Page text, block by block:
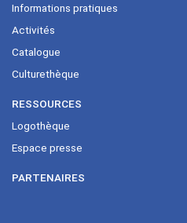
Informations pratiques
Activités
Catalogue
Culturethèque
RESSOURCES
Logothèque
Espace presse
PARTENAIRES